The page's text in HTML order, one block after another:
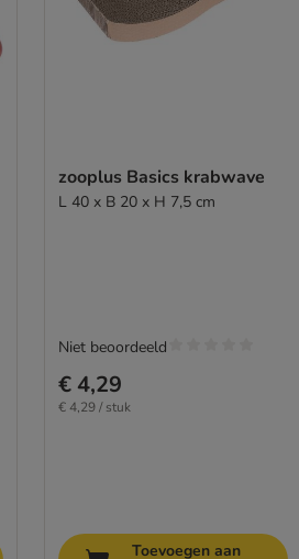
zooplus Basics krabwave
L 40 x B 20 x H 7,5 cm
€ 4,29
€ 4,29 / stuk
Niet beoordeeld
Toevoegen aan